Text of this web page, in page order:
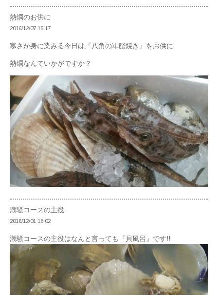
熱燗のお供に
2016/12/07 16:17
寒さが身に染みる今日は『八角の軍艦焼き』をお供に
熱燗なんていかがですか？
潮騒コースの主役
2016/12/01 18:02
潮騒コースの主役はなんと言っても『貝風呂』です!!